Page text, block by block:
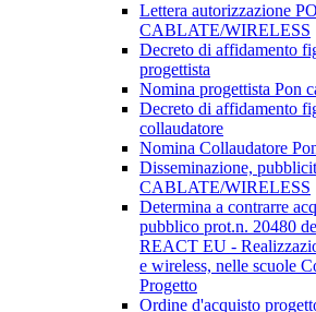
Lettera autorizzazione
CABLATE/WIRELESS
Decreto di affidamento
progettista
Nomina progettista Pon
Decreto di affidamento
collaudatore
Nomina Collaudatore
Disseminazione,
CABLATE/WIRELESS
Determina a contrarre
pubblico prot.n. 20480
REACT EU -
e wireless, nelle scuole
Progetto
Ordine d'acquisto